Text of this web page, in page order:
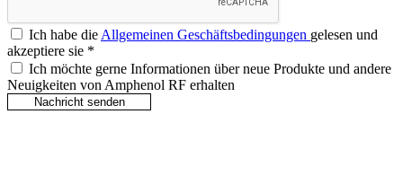
Ich habe dieAllgemeinen Geschäftsbedingungen gelesen und
akzeptiere sie *
Ich möchte gerne Informationen über neue Produkte und andere
Neuigkeiten von Amphenol RF erhalten